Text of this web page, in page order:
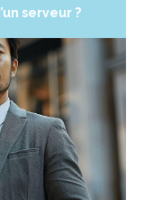
serveur ?